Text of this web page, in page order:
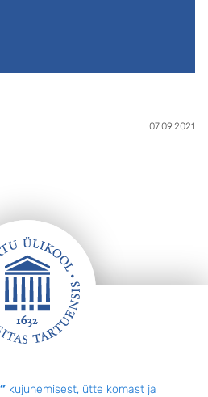
07.09.2021
kujunemisest, ütte komast ja